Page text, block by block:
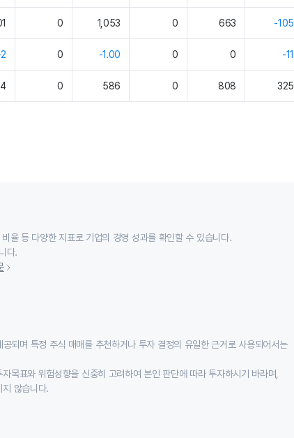
0 1,053 0 663 -105
0 -1.00 0 0 -11
0 586 0 808 325
율 등 다양한 지표로 기업의 경영 성과를 확인할 수 있습니다.
다.
되며 특정 주식 매매를 추천하거나 투자 결정의 유일한 근거로 사용되어서는
목표와 위험성향을 신중히 고려하여 본인 판단에 따라 투자하시기 바라며,
않습니다.